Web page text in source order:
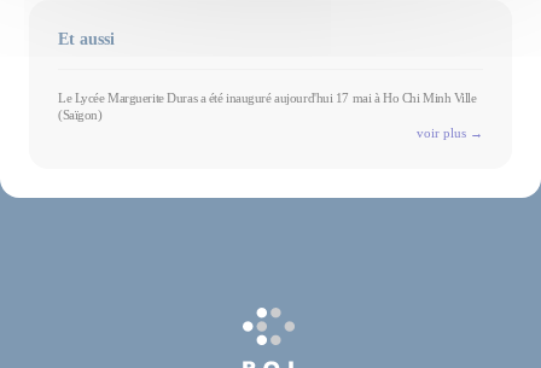
Et aussi
Le Lycée Marguerite Duras a été inauguré aujourd'hui 17 mai à Ho Chi Minh Ville
(Saïgon)
voir plus →